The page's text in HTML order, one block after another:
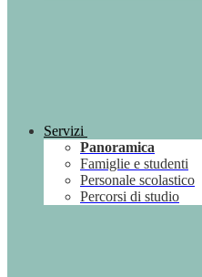
Servizi
Panoramica
Famiglie e studenti
Personale scolastico
Percorsi di studio